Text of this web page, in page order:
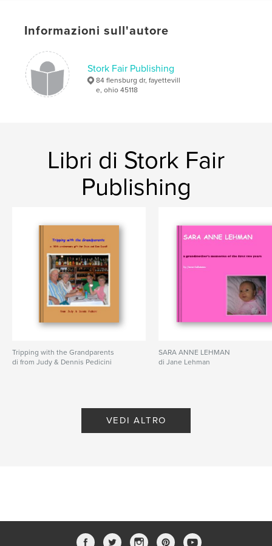
Informazioni sull'autore
Stork Fair Publishing
84 flensburg dr, fayettevill
e, ohio 45118
Libri di Stork Fair
Publishing
Tripping with the Grandparents
di from Judy & Dennis Pedicini
SARA ANNE LEHMAN
di Jane Lehman
VEDI ALTRO